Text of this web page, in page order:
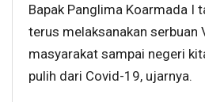
Bapak Panglima Koarmada I
terus melaksanakan serbuan
masyarakat sampai negeri
pulih dari Covid-19, ujarnya.